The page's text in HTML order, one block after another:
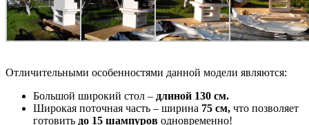
Отличительными особенностями данной модели являются:
Большой широкий стол – длиной 130 см.
Широкая поточная часть – ширина 75 см, что позволяет
готовить до 15 шампуров одновременно!